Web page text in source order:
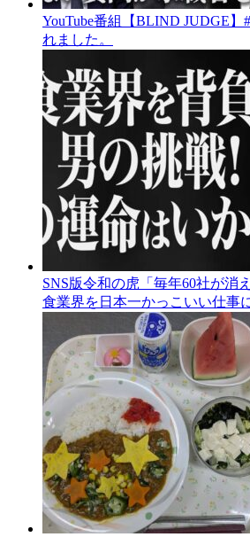
YouTube番組【BLIND JUDGE】
れました。
SNS版令和の虎「毎年60社が消
食業界を日本一かっこいい仕事